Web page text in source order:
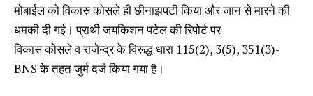
मोबाईल को विकास कोसले ही छीनाझपटी किया और जान से मारने की
धमकी दी गई। प्रार्थी जयकिशन पटेल की रिपोर्ट पर
विकास कोसले व राजेन्द्र के विरूद्ध धारा 115(2), 3(5), 351(3)-
BNS के तहत जुर्म दर्ज किया गया है।